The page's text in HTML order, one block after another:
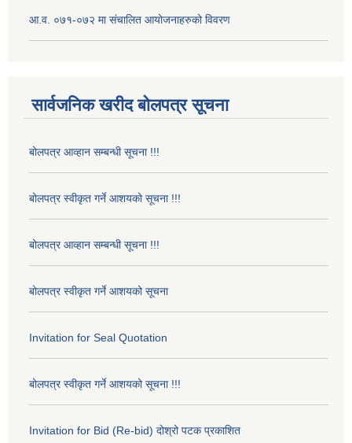
आ.व. ०७१-०७२ मा संचालित आयोजनाहरुको विवरण
सार्वजनिक खरीद बोलपत्र सूचना
बोलपत्र आव्हान सम्बन्धी सूचना !!!
बोलपत्र स्वीकृत गर्ने आशयको सूचना !!!
बोलपत्र आव्हान सम्बन्धी सूचना !!!
बोलपत्र स्वीकृत गर्ने आशयको सूचना
Invitation for Seal Quotation
बोलपत्र स्वीकृत गर्ने आशयको सूचना !!!
Invitation for Bid (Re-bid) दोश्रो पटक प्रकाशित